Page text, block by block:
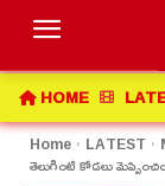
HOME
Home LATEST
తెలుగింటి కోడలు